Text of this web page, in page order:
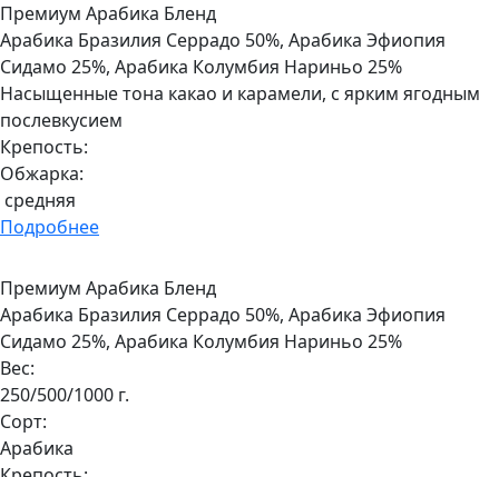
Премиум Арабика Бленд
Арабика Бразилия Серрадо 50%, Арабика Эфиопия
Сидамо 25%, Арабика Колумбия Нариньо 25%
Насыщенные тона какао и карамели, с ярким ягодным
послевкусием
Крепость:
Обжарка:
средняя
Подробнее
Премиум Арабика Бленд
Арабика Бразилия Серрадо 50%, Арабика Эфиопия
Сидамо 25%, Арабика Колумбия Нариньо 25%
Вес:
250/500/1000 г.
Сорт:
Арабика